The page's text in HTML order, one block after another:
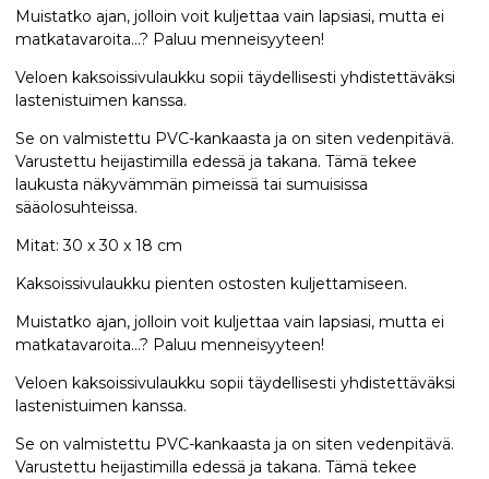
Muistatko ajan, jolloin voit kuljettaa vain lapsiasi, mutta ei
matkatavaroita...? Paluu menneisyyteen!
Veloen kaksoissivulaukku sopii täydellisesti yhdistettäväksi
lastenistuimen kanssa.
Se on valmistettu PVC-kankaasta ja on siten vedenpitävä.
Varustettu heijastimilla edessä ja takana. Tämä tekee
laukusta näkyvämmän pimeissä tai sumuisissa
sääolosuhteissa.
Mitat: 30 x 30 x 18 cm
Kaksoissivulaukku pienten ostosten kuljettamiseen.
Muistatko ajan, jolloin voit kuljettaa vain lapsiasi, mutta ei
matkatavaroita...? Paluu menneisyyteen!
Veloen kaksoissivulaukku sopii täydellisesti yhdistettäväksi
lastenistuimen kanssa.
Se on valmistettu PVC-kankaasta ja on siten vedenpitävä.
Varustettu heijastimilla edessä ja takana. Tämä tekee